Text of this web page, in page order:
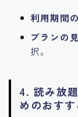
利用期間
プランの
択。
4. 読み放
めのおす